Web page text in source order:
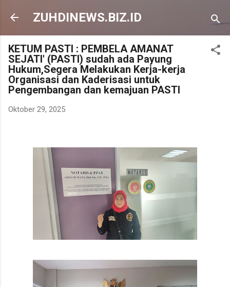
Langsung ke konten utama
ZUHDINEWS.BIZ.ID
KETUM PASTI : PEMBELA AMANAT
SEJATI' (PASTI) sudah ada Payung
Hukum,Segera Melakukan Kerja-kerja
Organisasi dan Kaderisasi untuk
Pengembangan dan kemajuan PASTI
Oktober 29, 2025